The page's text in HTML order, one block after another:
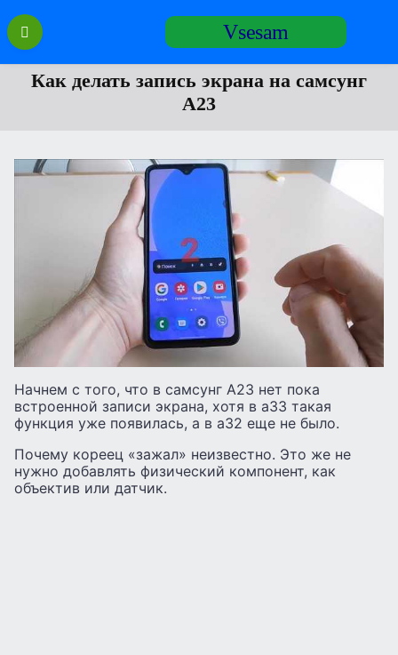
Перейти
содержанию
Vsesam
Как делать запись экрана на самсунг
А23
Начнем с того, что в самсунг А23 нет пока
встроенной записи экрана, хотя в а33 такая
функция уже появилась, а в а32 еще не было.
Почему кореец «зажал» неизвестно. Это же не
нужно добавлять физический компонент, как
объектив или датчик.